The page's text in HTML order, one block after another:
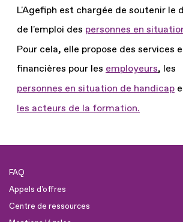
L'Agefiph est chargée de soutenir le
de l'emploi des personnes en
Pour cela, elle propose des services
financières pour les employeurs, les
personnes en situation de handicap
les acteurs de la formation.
FAQ
Appels d'offres
Centre de ressources